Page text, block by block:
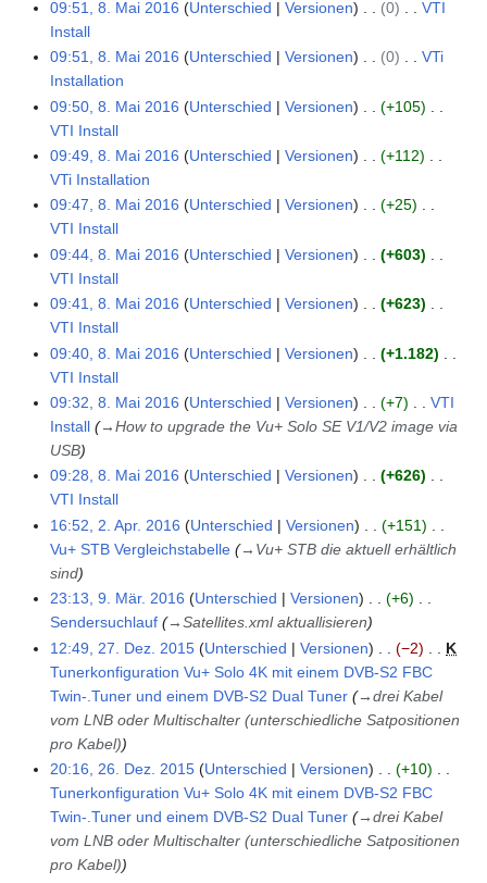
u
n
g
f
a
s
s
u
n
g
u
s
a
m
m
e
n
f
a
s
s
u
n
g
u
s
a
m
m
e
n
f
a
s
s
u
n
g
u
s
a
m
m
e
n
f
a
s
s
u
n
g
r
b
e
i
t
u
s
a
m
m
e
n
f
a
s
s
u
n
g
K
e
i
n
e
B
e
a
r
b
g
s
z
u
s
a
m
m
e
n
f
a
s
s
u
n
g
09:51, 8. Mai 2016 Unterschied Versionen 0
VTI
Install
K
e
i
n
e
B
e
a
r
b
g
s
z
u
s
a
m
m
e
n
f
a
s
s
u
n
g
09:51, 8. Mai 2016 Unterschied Versionen 0
VTi
Installation
K
e
i
n
e
B
e
a
r
b
s
z
u
s
a
m
m
e
n
f
a
s
s
u
n
g
09:50, 8. Mai 2016 Unterschied Versionen
+105
VTI Install
K
e
i
n
e
B
e
a
r
b
s
z
u
s
a
m
m
e
n
f
a
s
s
u
n
09:49, 8. Mai 2016 Unterschied Versionen
+112
VTi Installation
K
e
i
n
e
B
e
a
r
b
e
z
u
s
a
m
m
e
n
f
a
s
s
09:47, 8. Mai 2016 Unterschied Versionen
+25
VTI Install
K
e
i
n
e
B
e
a
r
b
e
z
u
s
a
m
m
e
n
f
a
09:44, 8. Mai 2016 Unterschied Versionen
+603
VTI Install
K
e
i
n
e
B
e
a
r
b
e
s
a
m
m
e
n
09:41, 8. Mai 2016 Unterschied Versionen
+623
VTI Install
K
e
i
n
e
B
e
a
r
e
i
z
m
09:40, 8. Mai 2016 Unterschied Versionen
+1.182
VTI Install
K
e
i
n
e
B
e
a
r
b
e
i
t
a
09:32, 8. Mai 2016 Unterschied Versionen +7
VTI
Install →How to upgrade the Vu+ Solo SE V1/V2 image via
USB
09:28, 8. Mai 2016
Unterschied Versionen
+626
VTI Install
K
e
i
n
e
B
e
a
r
b
e
i
t
2
p
6
16:52, 2. Apr. 2016 Unterschied Versionen
+151
Vu+ STB Vergleichstabelle → Vu+ STB die aktuell erhältlich
sind
9
M
0
23:13, 9. Mär. 2016 Unterschied Versionen
+6
Sendersuchlauf →Satellites.xml aktuallisieren
2
12:49, 27. Dez. 2015 Unterschied Versionen −2
K
Tunerkonfiguration Vu+ Solo 4K mit einem DVB-S2 FBC
Twin-.Tuner und einem DVB-S2 Dual Tuner →drei Kabel
vom LNB oder Multischalter (unterschiedliche Satpositionen
pro Kabel)
2
20:16, 26. Dez. 2015 Unterschied Versionen
+10
Tunerkonfiguration Vu+ Solo 4K mit einem DVB-S2 FBC
Twin-.Tuner und einem DVB-S2 Dual Tuner →drei Kabel
vom LNB oder Multischalter (unterschiedliche Satpositionen
pro Kabel)